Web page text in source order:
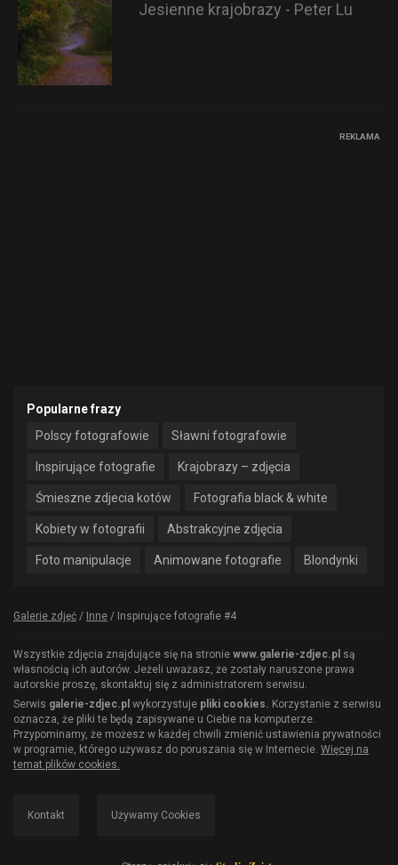
Jesienne krajobrazy - Peter Lu
REKLAMA
Popularne frazy
Polscy fotografowie
Sławni fotografowie
Inspirujące fotografie Krajobrazy – zdjęcia
Śmieszne zdjecia kotów Fotografia black & white
Kobiety w fotografii Abstrakcyjne zdjęcia
Foto manipulacje Animowane fotografie Blondynki
Galerie zdjęć / Inne / Inspirujące fotografie #4
Wszystkie zdjęcia znajdujące się na stronie www.galerie-zdjec.pl są
własnością ich autorów. Jeżeli uważasz, że zostały naruszone prawa
autorskie proszę, skontaktuj się z administratorem serwisu.
Serwis galerie-zdjec.pl wykorzystuje pliki cookies. Korzystanie z serwisu
oznacza, że pliki te będą zapisywane u Ciebie na komputerze.
Przypominamy, że możesz w każdej chwili zmienić ustawienia prywatności
w programie, którego używasz do poruszania się w Internecie. Więcej na
temat plików cookies.
Kontakt Używamy Cookies